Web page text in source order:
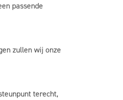
passende
zullen wij onze
terecht,